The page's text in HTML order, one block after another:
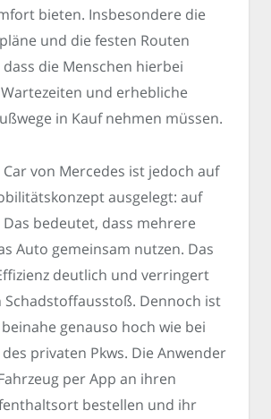
bieten. Insbesondere die
und die festen Routen
die Menschen hierbei
und erhebliche
in Kauf nehmen müssen.
von Mercedes ist jedoch auf
ausgelegt: auf
Das bedeutet, dass mehrere
Auto gemeinsam nutzen. Das
deutlich und verringert
Schadstoffausstoß. Dennoch ist
genauso hoch wie bei
privaten Pkws. Die Anwender
per App an ihren
bestellen und ihr